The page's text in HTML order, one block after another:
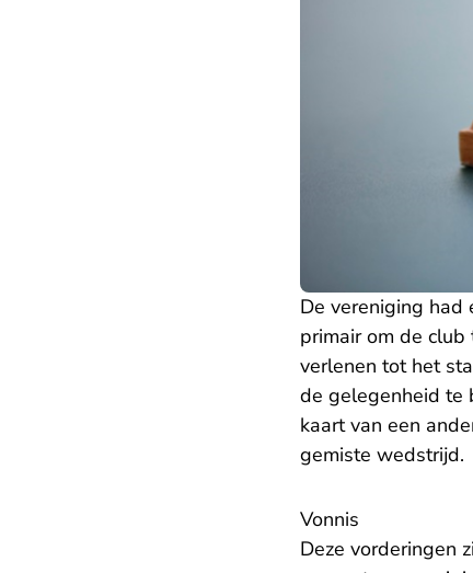
De vereniging had
primair om de
verlenen tot het
de gelegenheid te
kaart van een
gemiste wedstrijd.
Vonnis
Deze vorderingen